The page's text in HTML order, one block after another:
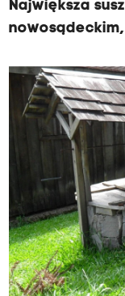
Największa